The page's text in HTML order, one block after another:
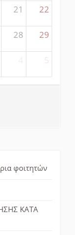
21 22
28 29
5
φοιτητών
ΚΑΤΑ